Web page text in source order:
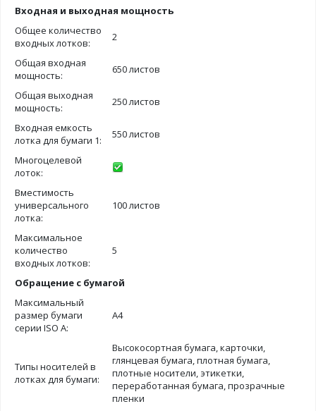
Входная и выходная мощность
Общее количество
входных лотков:
2
Общая входная
мощность:
650 листов
Общая выходная
мощность:
250 листов
Входная емкость
лотка для бумаги 1:
550 листов
Многоцелевой
лоток:
Вместимость
универсального
лотка:
100 листов
Максимальное
количество
входных лотков:
5
Обращение с бумагой
Максимальный
размер бумаги
серии ISO A:
А4
Типы носителей в
лотках для бумаги:
Высокосортная бумага, карточки,
глянцевая бумага, плотная бумага,
плотные носители, этикетки,
переработанная бумага, прозрачные
пленки